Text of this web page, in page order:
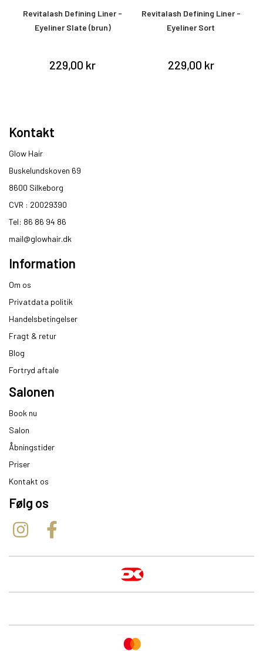
Revitalash Defining Liner -
Eyeliner Slate (brun)
229,00 kr
Revitalash Defining Liner -
Eyeliner Sort
229,00 kr
Kontakt
Glow Hair
Buskelundskoven 69
8600 Silkeborg​
CVR : 20029390​
Tel: 86 86 94 86
mail@glowhair.dk
Information
Om os
Privatdata politik
Handelsbetingelser
Fragt & retur
Blog
Fortryd aftale
Salonen
Book nu
Salon
Åbningstider
Priser
Kontakt os
Følg os